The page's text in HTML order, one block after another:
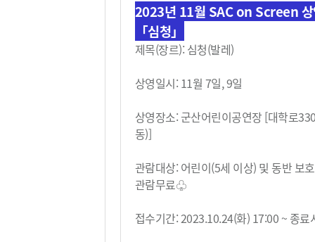
2023년 11월 SAC on Screen
「심청」
제목(장르): 심청(발레)
상영일시: 11월 7일, 9일
상영장소: 군산어린이공연장 [대학로
동)]
관람대상: 어린이(5세 이상) 및 동반 보
관람무료♧
접수기간: 2023.10.24(화) 17:00 ~ 종료